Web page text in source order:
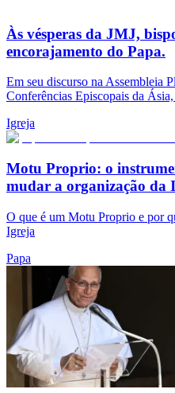
Às vésperas da JMJ,
encorajamento do Papa.
Em seu discurso na Assembleia
Conferências Episcopais da
Igreja
Motu Proprio: o
mudar a organização da
O que é um Motu Proprio e por
Igreja
Papa